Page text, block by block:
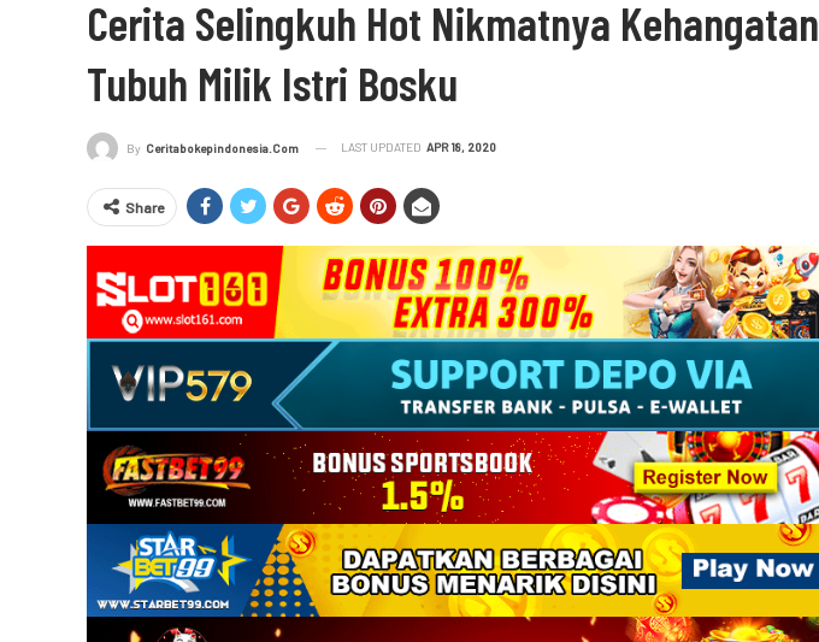
Cerita Selingkuh Hot Nikmatnya Kehangatan
Tubuh Milik Istri Bosku
By Ceritabokepindonesia.com LAST UPDATED APR 18, 2020
Share